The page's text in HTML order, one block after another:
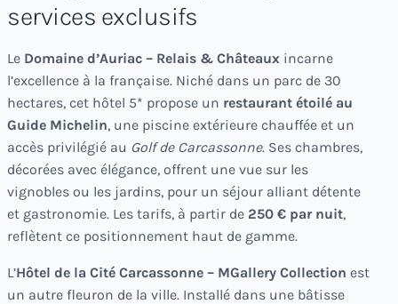
services exclusifs
Le Domaine d’Auriac – Relais & Châteaux incarne
l’excellence à la française. Niché dans un parc de 30
hectares, cet hôtel 5* propose un restaurant étoilé au
Guide Michelin, une piscine extérieure chauffée et un
accès privilégié au Golf de Carcassonne. Ses chambres,
décorées avec élégance, offrent une vue sur les
vignobles ou les jardins, pour un séjour alliant détente
et gastronomie. Les tarifs, à partir de 250 € par nuit,
reflètent ce positionnement haut de gamme.
L’Hôtel de la Cité Carcassonne – MGallery Collection est
un autre fleuron de la ville. Installé dans une bâtisse